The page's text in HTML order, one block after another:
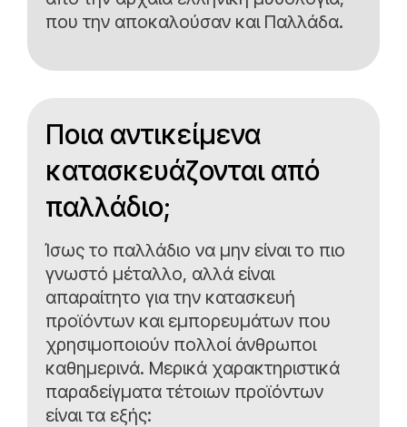
που την αποκαλούσαν και Παλλάδα.
Ποια αντικείμενα
κατασκευάζονται από
παλλάδιο;
Ίσως το παλλάδιο να μην είναι το πιο
γνωστό μέταλλο, αλλά είναι
απαραίτητο για την κατασκευή
προϊόντων και εμπορευμάτων που
χρησιμοποιούν πολλοί άνθρωποι
καθημερινά. Μερικά χαρακτηριστικά
παραδείγματα τέτοιων προϊόντων
είναι τα εξής: